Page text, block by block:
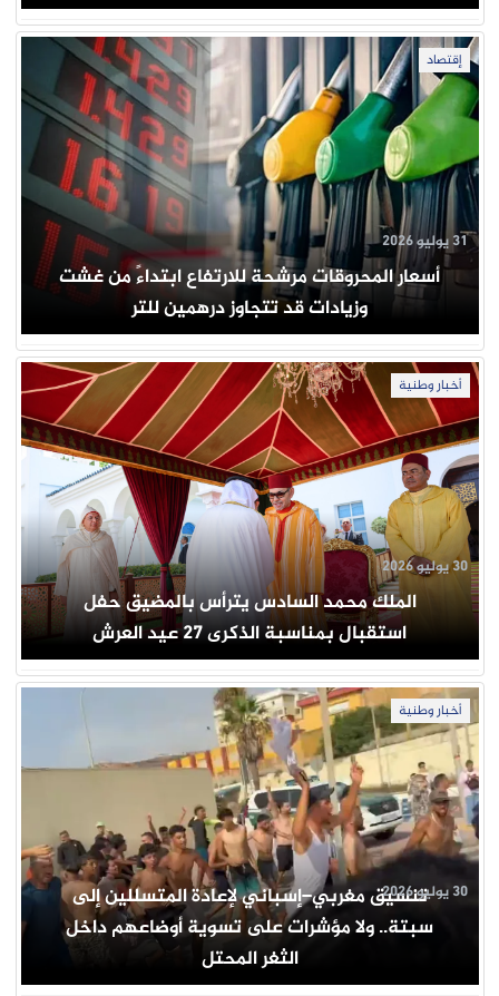
إقتصاد
أسعار المحروقات مرشحة للارتفاع ابتداءً من غشت
وزيادات قد تتجاوز درهمين للتر
31 يوليو 2026
أخبار وطنية
الملك محمد السادس يترأس بالمضيق حفل
استقبال بمناسبة الذكرى 27 عيد العرش
30 يوليو 2026
أخبار وطنية
تنسيق مغربي–إسباني لإعادة المتسللين إلى
سبتة.. ولا مؤشرات على تسوية أوضاعهم داخل
الثغر المحتل
30 يوليو 2026